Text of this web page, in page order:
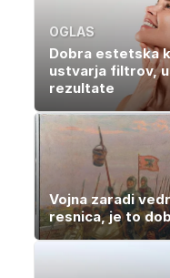
OGLAS
Dobra estetska
ustvarja filtrov,
rezultate
Vojna zaradi
resnica, je to